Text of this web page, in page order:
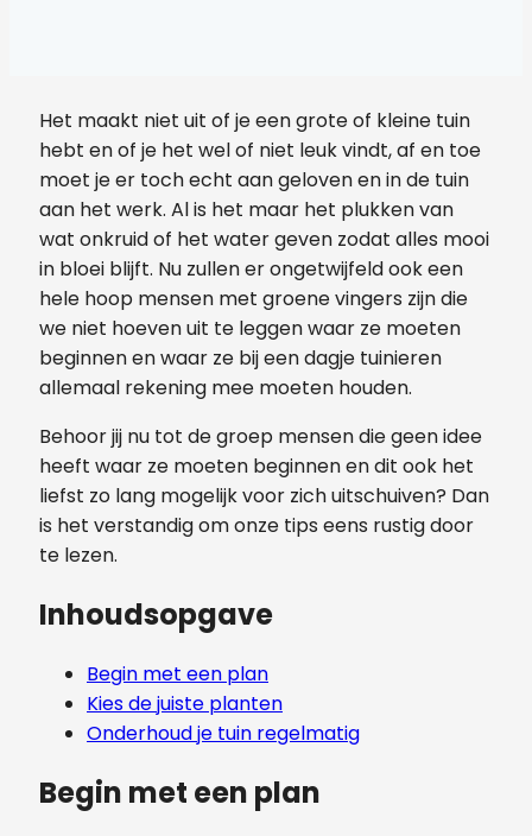
Het maakt niet uit of je een grote of kleine tuin
hebt en of je het wel of niet leuk vindt, af en toe
moet je er toch echt aan geloven en in de tuin
aan het werk. Al is het maar het plukken van
wat onkruid of het water geven zodat alles mooi
in bloei blijft. Nu zullen er ongetwijfeld ook een
hele hoop mensen met groene vingers zijn die
we niet hoeven uit te leggen waar ze moeten
beginnen en waar ze bij een dagje tuinieren
allemaal rekening mee moeten houden.
Behoor jij nu tot de groep mensen die geen idee
heeft waar ze moeten beginnen en dit ook het
liefst zo lang mogelijk voor zich uitschuiven? Dan
is het verstandig om onze tips eens rustig door
te lezen.
Inhoudsopgave
Begin met een plan
Kies de juiste planten
Onderhoud je tuin regelmatig
Begin met een plan